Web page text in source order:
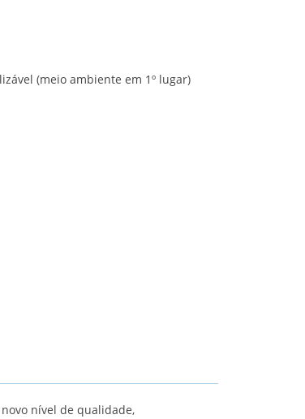
(meio ambiente em 1º lugar)
nível de qualidade,